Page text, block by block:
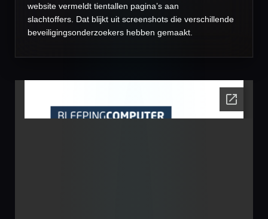
website vermeldt tientallen pagina’s aan
slachtoffers. Dat blijkt uit screenshots die verschillende
beveiligingsonderzoekers hebben gemaakt.